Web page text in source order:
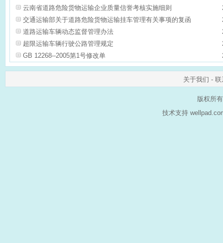
云南省道路危险货物运输企业质量信誉考核实施细则
交通运输部关于道路危险货物运输挂车管理有关事项的复函
道路运输车辆动态监督管理办法
超限运输车辆行驶公路管理规定
GB 12268--2005第1号修改单
关于我们 - 联
版权所
技术支持